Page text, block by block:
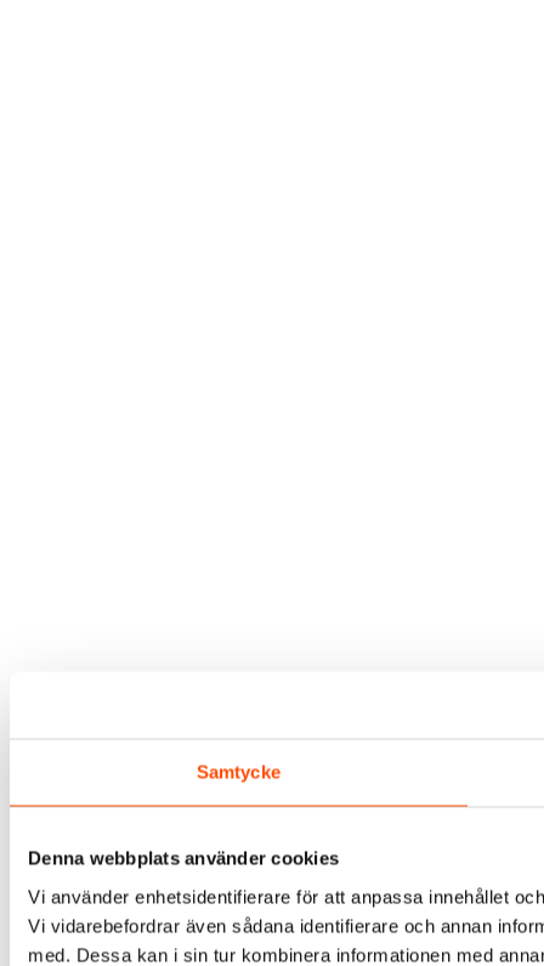
Samtycke
Denna webbplats använder cookies
Vi använder enhetsidentifierare för att anpassa innehållet
Vi vidarebefordrar även sådana identifierare och annan
med. Dessa kan i sin tur kombinera informationen med